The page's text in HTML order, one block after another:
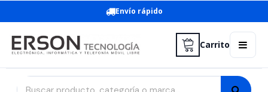
Envío rápido
Carrito